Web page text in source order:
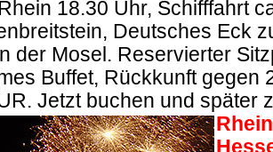
18.30 Uhr, Schifffahrt
Deutsches Eck
der Mosel. Reservierter
Buffet, Rückkunft gegen
Jetzt buchen und später